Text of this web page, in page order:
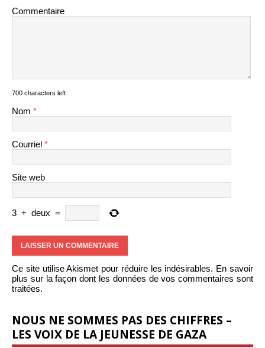
Commentaire
700 characters left
Nom *
Courriel *
Site web
3 + deux =
Ce site utilise Akismet pour réduire les indésirables. En savoir
plus sur la façon dont les données de vos commentaires sont
traitées.
NOUS NE SOMMES PAS DES CHIFFRES –
LES VOIX DE LA JEUNESSE DE GAZA